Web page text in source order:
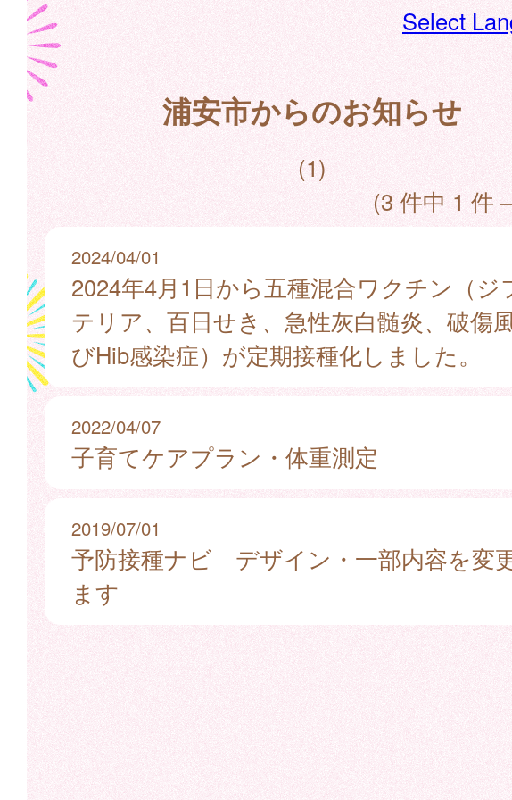
Select
浦安市からのお知らせ
(1)
(3 件中 1 件
2024/04/01
2024年4月1日から五種混合ワクチン（ジ
テリア、百日せき、急性灰白髄炎、破傷
びHib感染症）が定期接種化しました。
2022/04/07
子育てケアプラン・体重測定
2019/07/01
予防接種ナビ デザイン・一部内容を変
ます